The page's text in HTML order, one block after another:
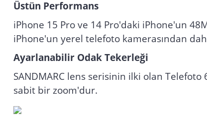
Üstün Performans
iPhone 15 Pro ve 14 Pro'daki iPhone'un
iPhone'un yerel telefoto kamerasından
Ayarlanabilir Odak Tekerleği
SANDMARC lens serisinin ilki olan
sabit bir zoom'dur.